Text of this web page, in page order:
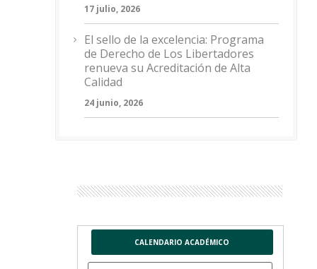
17 julio, 2026
El sello de la excelencia: Programa
de Derecho de Los Libertadores
renueva su Acreditación de Alta
Calidad
24 junio, 2026